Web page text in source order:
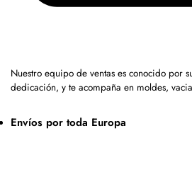
Nuestro equipo de ventas es conocido por
dedicación, y te acompaña en moldes,
Envíos por toda Europa